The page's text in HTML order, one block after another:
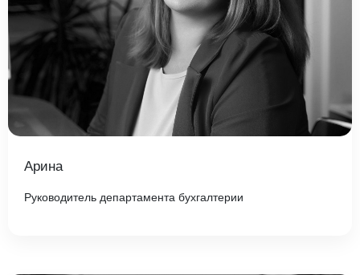
Арина
Руководитель департамента бухгалтерии